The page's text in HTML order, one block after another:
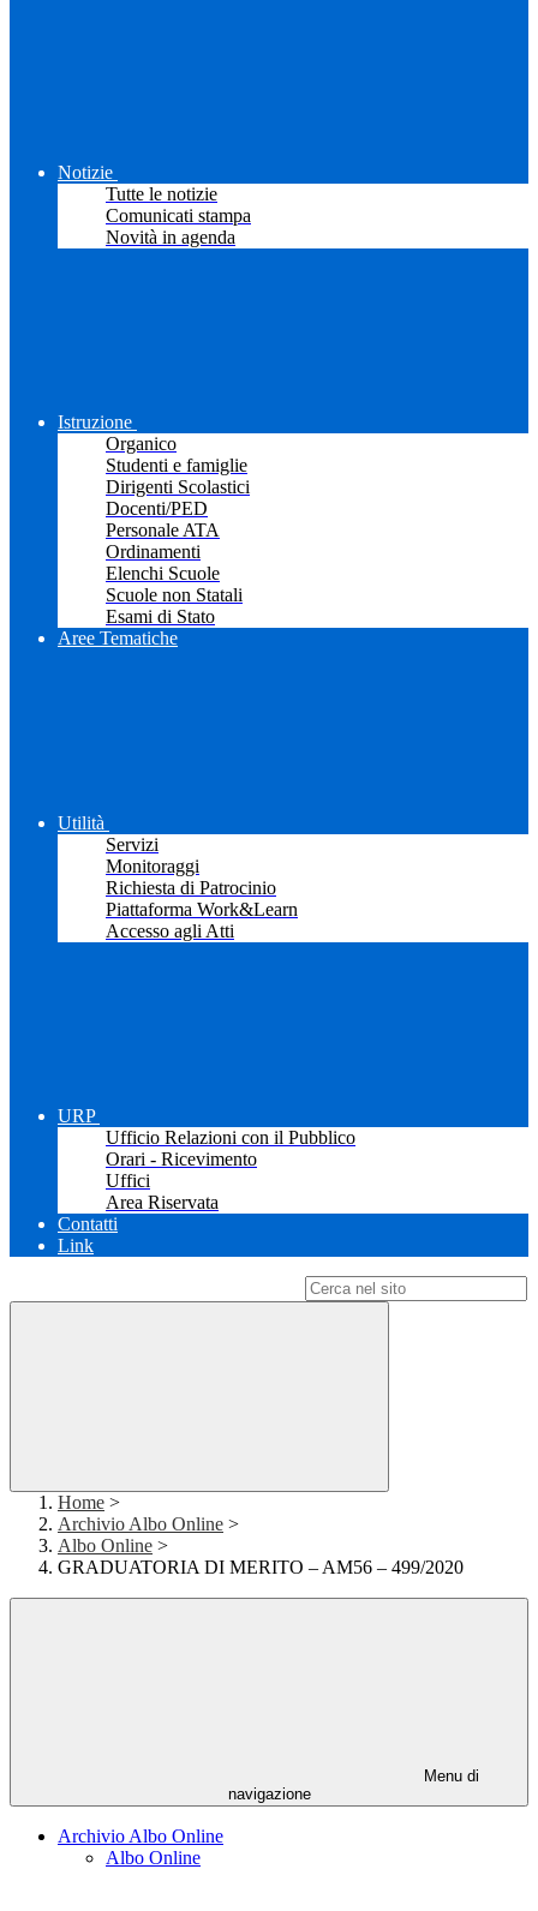
Notizie
Tutte le notizie
Comunicati stampa
Novità in agenda
Istruzione
Organico
Studenti e famiglie
Dirigenti Scolastici
Docenti/PED
Personale ATA
Ordinamenti
Elenchi Scuole
Scuole non Statali
Esami di Stato
Aree Tematiche
Utilità
Servizi
Monitoraggi
Richiesta di Patrocinio
Piattaforma Work&Learn
Accesso agli Atti
URP
Ufficio Relazioni con il Pubblico
Orari - Ricevimento
Uffici
Area Riservata
Contatti
Link
Home >
Archivio Albo Online >
Albo Online >
GRADUATORIA DI MERITO – AM56 – 499/2020
Menu di
navigazione
Archivio Albo Online
Albo Online